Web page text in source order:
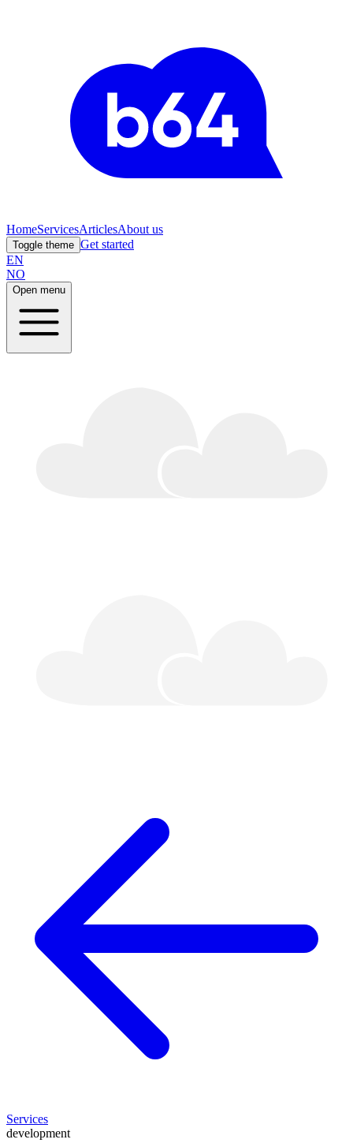
HomeServicesArticlesAbout us
Toggle theme Get started
EN
NO
Open menu
Services
development